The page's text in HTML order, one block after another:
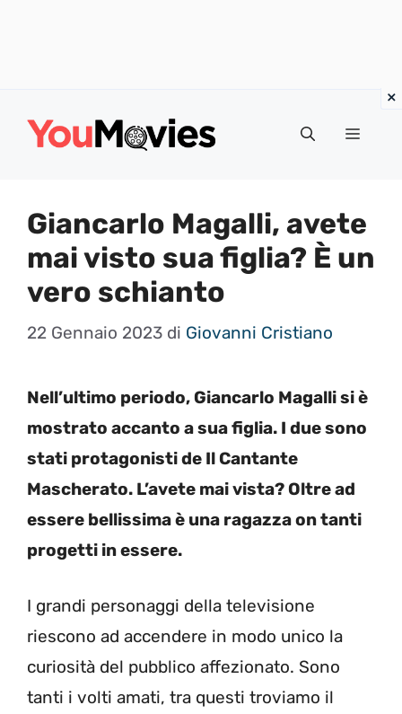
Menu
Giancarlo Magalli, avete
mai visto sua figlia? È un
vero schianto
22 Gennaio 2023 di Giovanni Cristiano
Nell’ultimo periodo, Giancarlo Magalli si è
mostrato accanto a sua figlia. I due sono
stati protagonisti de Il Cantante
Mascherato. L’avete mai vista? Oltre ad
essere bellissima è una ragazza on tanti
progetti in essere.
I grandi personaggi della televisione
riescono ad accendere in modo unico la
curiosità del pubblico affezionato. Sono
tanti i volti amati, tra questi troviamo il